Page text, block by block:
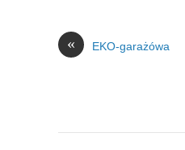
« EKO-garażówa